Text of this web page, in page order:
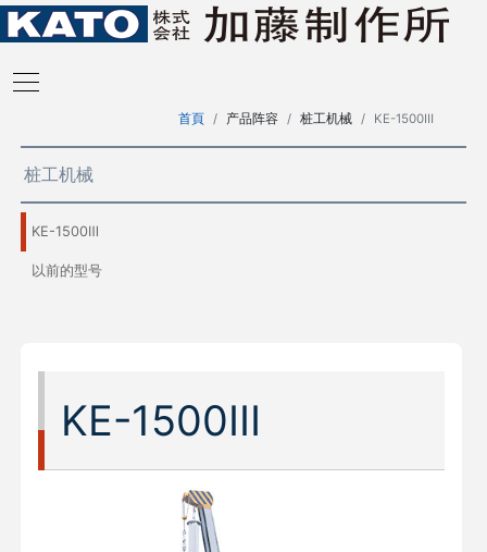
首頁 产品阵容 桩工机械 KE-1500Ⅲ
桩工机械
KE-1500Ⅲ
以前的型号
KE-1500Ⅲ